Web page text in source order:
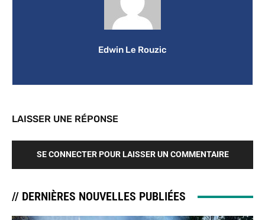
Edwin Le Rouzic
LAISSER UNE RÉPONSE
SE CONNECTER POUR LAISSER UN COMMENTAIRE
// DERNIÈRES NOUVELLES PUBLIÉES